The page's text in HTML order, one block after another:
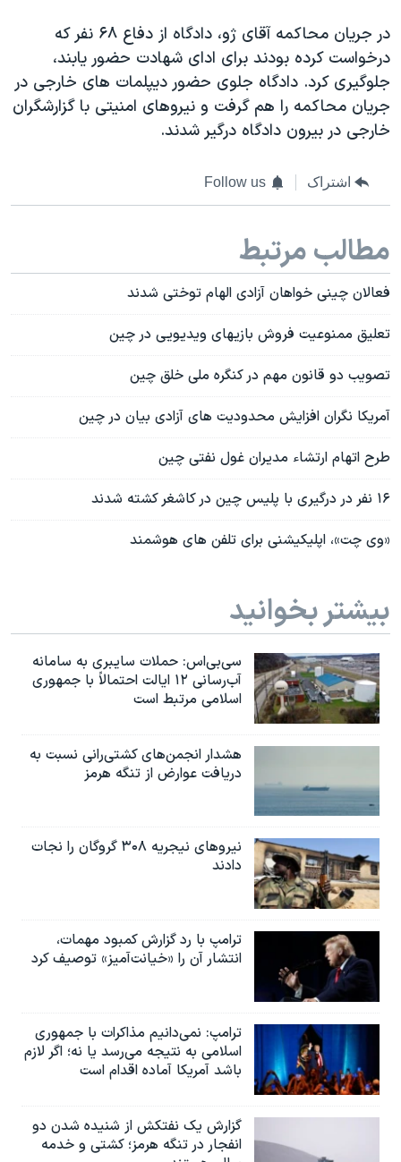
در جریان محاکمه آقای ژو، دادگاه از دفاع ۶۸ نفر که
درخواست کرده بودند برای ادای شهادت حضور یابند،
جلوگیری کرد. دادگاه جلوی حضور دیپلمات های خارجی در
جریان محاکمه را هم گرفت و نیروهای امنیتی با گزارشگران
خارجی در بیرون دادگاه درگیر شدند.
اشتراک Follow us
مطالب مرتبط
فعالان چینی خواهان آزادی الهام توختی شدند
تعلیق ممنوعیت فروش بازیهای ویدیویی در چین
تصویب دو قانون مهم در کنگره ملی خلق چین
آمریکا نگران افزایش محدودیت های آزادی بیان در چین
طرح اتهام ارتشاء مدیران غول نفتی چین
۱۶ نفر در درگیری با پلیس چین در کاشغر کشته شدند
«وی چت»، اپلیکیشنی برای تلفن های هوشمند
بیشتر بخوانید
سی‌بی‌اس: حملات سایبری به سامانه
آب‌رسانی ۱۲ ایالت احتمالاً با جمهوری
اسلامی مرتبط است
هشدار انجمن‌های کشتی‌رانی نسبت به
دریافت عوارض از تنگه هرمز
نیروهای نیجریه‌ ۳۰۸ گروگان را نجات
دادند
ترامپ با رد گزارش کمبود مهمات،
انتشار آن را «خیانت‌آمیز» توصیف کرد
ترامپ: نمی‌دانیم مذاکرات با جمهوری
اسلامی به نتیجه می‌رسد یا نه؛ اگر لازم
باشد آمریکا آماده اقدام است
گزارش یک نفتکش از شنیده شدن دو
انفجار در تنگه هرمز؛ کشتی و خدمه